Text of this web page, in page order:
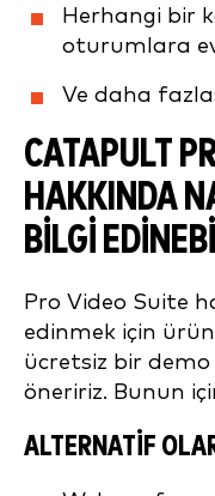
Herhangi bir
oturumlara
Ve daha
CATAPULT
HAKKINDA
BILGI
Pro Video Suite
edinmek için
ücretsiz bir demo
öneririz. Bunun
ALTERNATIF